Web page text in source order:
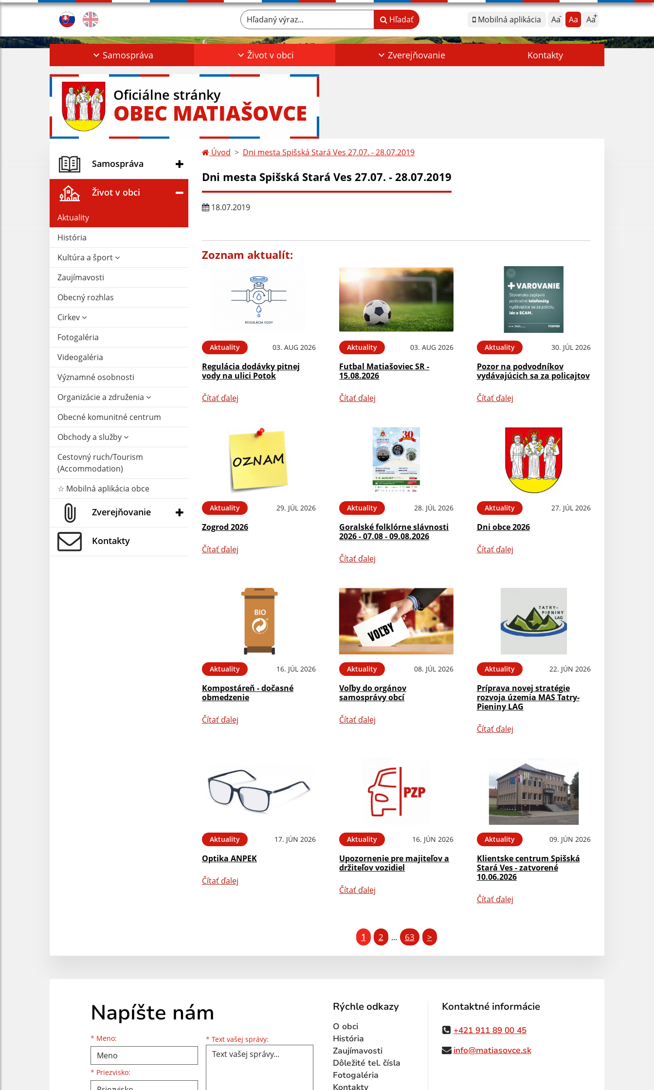
Mobilná aplikácia Aa Aa Aa
Hľadaný výraz... Hľadať
Samospráva Život v obci Zverejňovanie Kontakty
Oficiálne stránky
OBEC MATIAŠOVCE
Samospráva
Život v obci
Aktuality
História
Kultúra a šport
Zaujímavosti
Obecný rozhlas
Cirkev
Fotogaléria
Videogaléria
Významné osobnosti
Organizácie a združenia
Obecné komunitné centrum
Obchody a služby
Cestovný ruch/Tourism
(Accommodation)
☆ Mobilná aplikácia obce
Zverejňovanie
Kontakty
Úvod Dni mesta Spišská Stará Ves 27.07. - 28.07.2019
Dni mesta Spišská Stará Ves 27.07. - 28.07.2019
18.07.2019
Zoznam aktualít:
Aktuality 03. AUG 2026
Regulácia dodávky pitnej
vody na ulici Potok
Čítať ďalej
Aktuality 03. AUG 2026
Futbal Matiašoviec SR -
15.08.2026
Čítať ďalej
Aktuality 30. JÚL 2026
Pozor na podvodníkov
vydávajúcich sa za policajtov
Čítať ďalej
Aktuality 29. JÚL 2026
Zogrod 2026
Čítať ďalej
Aktuality 28. JÚL 2026
Goralské folklórne slávnosti
2026 - 07.08 - 09.08.2026
Čítať ďalej
Aktuality 27. JÚL 2026
Dni obce 2026
Čítať ďalej
Aktuality 16. JÚL 2026
Kompostáreň - dočasné
obmedzenie
Čítať ďalej
Aktuality 08. JÚL 2026
Voľby do orgánov
samosprávy obcí
Čítať ďalej
Aktuality 22. JÚN 2026
Príprava novej stratégie
rozvoja územia MAS Tatry-
Pieniny LAG
Čítať ďalej
Aktuality 17. JÚN 2026
Optika ANPEK
Čítať ďalej
Aktuality 16. JÚN 2026
Upozornenie pre majiteľov a
držiteľov vozidiel
Čítať ďalej
Aktuality 09. JÚN 2026
Klientske centrum Spišská
Stará Ves - zatvorené
10.06.2026
Čítať ďalej
1 2 ... 63 >
Napíšte nám
* Meno:
Meno
* Priezvisko:
Priezvisko
E-mailová adresa * Text vašej správy: Text vašej správy...
Rýchle odkazy
O obci
História
Zaujímavosti
Dôležité tel. čísla
Fotogaléria
Kontakty
Kontaktné informácie
+421 911 89 00 45
info@matiasovce.sk